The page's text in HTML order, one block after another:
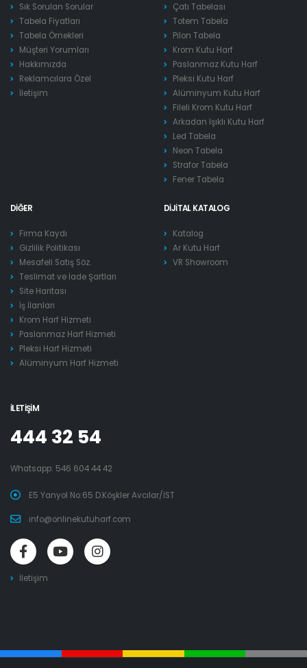
Sık Sorulan Sorular
Tabela Fiyatları
Tabela Örnekleri
Müşteri Yorumları
Hakkımızda
Reklamcılara Özel
İletişim
Çatı Tabelası
Totem Tabela
Pilon Tabela
Krom Kutu Harf
Paslanmaz Kutu Harf
Pleksi Kutu Harf
Alüminyum Kutu Harf
Fileli Krom Kutu Harf
Arkadan Işıklı Kutu Harf
Led Tabela
Neon Tabela
Strafor Tabela
Fener Tabela
DIĞER
Firma Kaydı
Gizlilik Politikası
Mesafeli Satış Söz.
Teslimat ve İade Şartları
Site Haritası
İş İlanları
Krom Harf Hizmeti
Paslanmaz Harf Hizmeti
Pleksi Harf Hizmeti
Alüminyum Harf Hizmeti
DIJITAL KATALOG
Katalog
Ar Kutu Harf
VR Showroom
İLETIŞIM
444 32 54
Whatsapp: 546 604 44 42
E5 Yanyol No:65 D.Köşkler Avcılar/İST
info@onlinekutuharf.com
İletişim